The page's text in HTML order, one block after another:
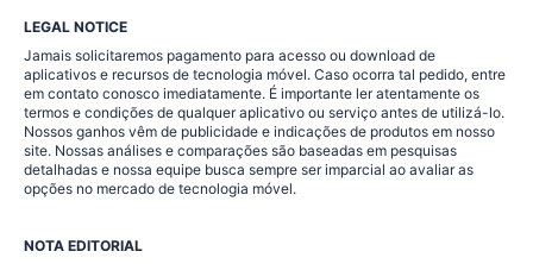
LEGAL NOTICE
Jamais solicitaremos pagamento para acesso ou download de
aplicativos e recursos de tecnologia móvel. Caso ocorra tal pedido, entre
em contato conosco imediatamente. É importante ler atentamente os
termos e condições de qualquer aplicativo ou serviço antes de utilizá-lo.
Nossos ganhos vêm de publicidade e indicações de produtos em nosso
site. Nossas análises e comparações são baseadas em pesquisas
detalhadas e nossa equipe busca sempre ser imparcial ao avaliar as
opções no mercado de tecnologia móvel.
NOTA EDITORIAL